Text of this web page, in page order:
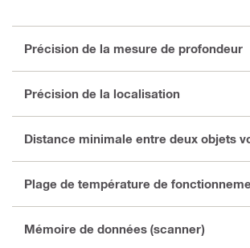
Précision de la mesure de profondeur
Précision de la localisation
Distance minimale entre deux objets
Plage de température de
Mémoire de données (scanner)